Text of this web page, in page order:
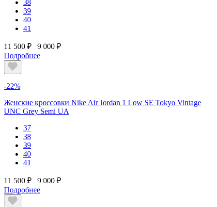
38
39
40
41
11 500 ₽
9 000 ₽
Подробнее
-22%
Женские кроссовки Nike Air Jordan 1 Low SE Tokyo Vintage
UNC Grey Semi UA
37
38
39
40
41
11 500 ₽
9 000 ₽
Подробнее